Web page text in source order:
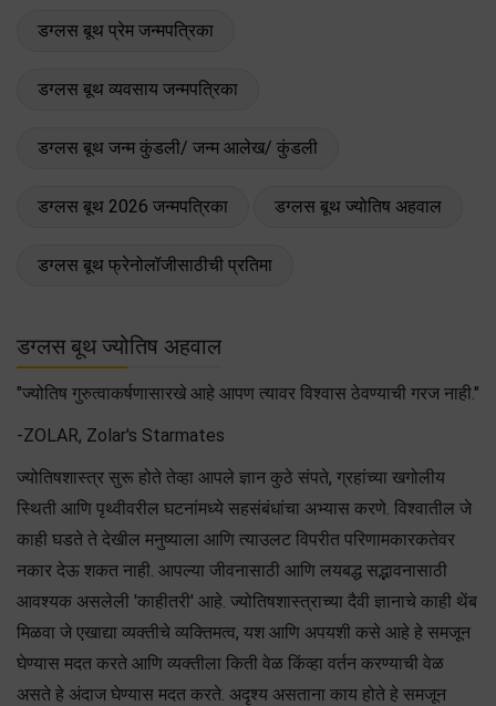
डग्लस बूथ प्रेम जन्मपत्रिका
डग्लस बूथ व्यवसाय जन्मपत्रिका
डग्लस बूथ जन्म कुंडली/ जन्म आलेख/ कुंडली
डग्लस बूथ 2026 जन्मपत्रिका डग्लस बूथ ज्योतिष अहवाल
डग्लस बूथ फ्रेनोलॉजीसाठीची प्रतिमा
डग्लस बूथ ज्योतिष अहवाल
"ज्योतिष गुरुत्वाकर्षणासारखे आहे आपण त्यावर विश्वास ठेवण्याची गरज नाही."
-ZOLAR, Zolar's Starmates
ज्योतिषशास्त्र सुरू होते तेव्हा आपले ज्ञान कुठे संपते, ग्रहांच्या खगोलीय
स्थिती आणि पृथ्वीवरील घटनांमध्ये सहसंबंधांचा अभ्यास करणे. विश्वातील जे
काही घडते ते देखील मनुष्याला आणि त्याउलट विपरीत परिणामकारकतेवर
नकार देऊ शकत नाही. आपल्या जीवनासाठी आणि लयबद्ध सद्भावनासाठी
आवश्यक असलेली 'काहीतरी' आहे. ज्योतिषशास्त्राच्या दैवी ज्ञानाचे काही थेंब
मिळवा जे एखाद्या व्यक्तीचे व्यक्तिमत्व, यश आणि अपयशी कसे आहे हे समजून
घेण्यास मदत करते आणि व्यक्तीला किती वेळ किंव्हा वर्तन करण्याची वेळ
असते हे अंदाज घेण्यास मदत करते. अदृश्य असताना काय होते हे समजून